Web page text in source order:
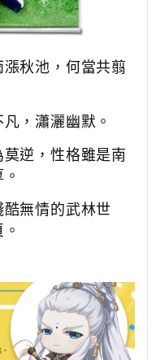
秋池，何當共翦
，瀟灑幽默。
逆，性格雖是南
無情的武林世